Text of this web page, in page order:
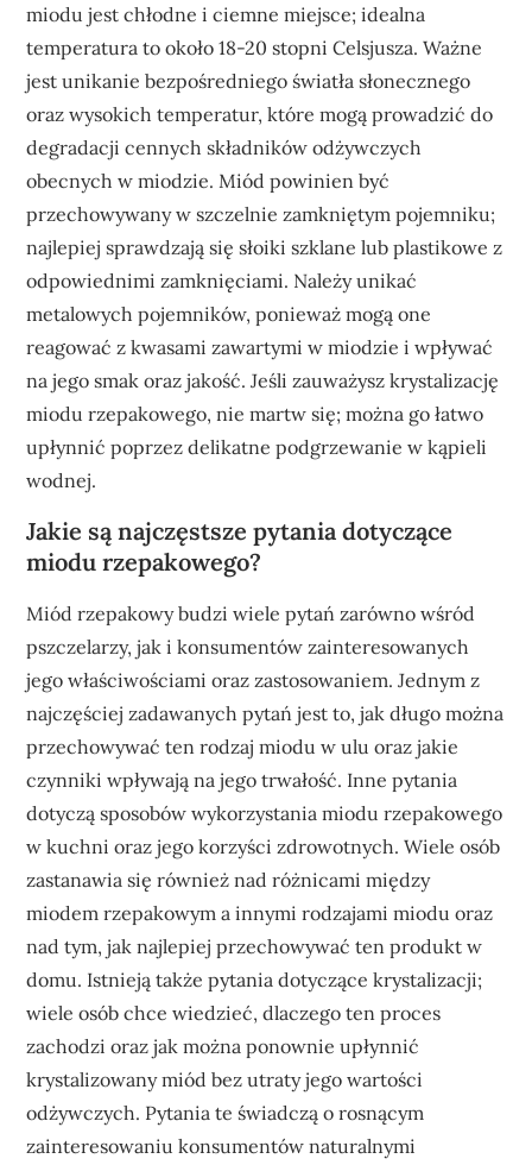
miodu jest chłodne i ciemne miejsce; idealna
temperatura to około 18-20 stopni Celsjusza. Ważne
jest unikanie bezpośredniego światła słonecznego
oraz wysokich temperatur, które mogą prowadzić do
degradacji cennych składników odżywczych
obecnych w miodzie. Miód powinien być
przechowywany w szczelnie zamkniętym pojemniku;
najlepiej sprawdzają się słoiki szklane lub plastikowe z
odpowiednimi zamknięciami. Należy unikać
metalowych pojemników, ponieważ mogą one
reagować z kwasami zawartymi w miodzie i wpływać
na jego smak oraz jakość. Jeśli zauważysz krystalizację
miodu rzepakowego, nie martw się; można go łatwo
upłynnić poprzez delikatne podgrzewanie w kąpieli
wodnej.
Jakie są najczęstsze pytania dotyczące
miodu rzepakowego?
Miód rzepakowy budzi wiele pytań zarówno wśród
pszczelarzy, jak i konsumentów zainteresowanych
jego właściwościami oraz zastosowaniem. Jednym z
najczęściej zadawanych pytań jest to, jak długo można
przechowywać ten rodzaj miodu w ulu oraz jakie
czynniki wpływają na jego trwałość. Inne pytania
dotyczą sposobów wykorzystania miodu rzepakowego
w kuchni oraz jego korzyści zdrowotnych. Wiele osób
zastanawia się również nad różnicami między
miodem rzepakowym a innymi rodzajami miodu oraz
nad tym, jak najlepiej przechowywać ten produkt w
domu. Istnieją także pytania dotyczące krystalizacji;
wiele osób chce wiedzieć, dlaczego ten proces
zachodzi oraz jak można ponownie upłynnić
krystalizowany miód bez utraty jego wartości
odżywczych. Pytania te świadczą o rosnącym
zainteresowaniu konsumentów naturalnymi